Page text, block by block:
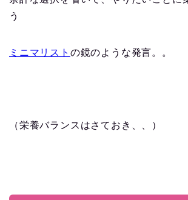
う
ミニマリスト の鏡のような発言。。
（栄養バランスはさておき、、）